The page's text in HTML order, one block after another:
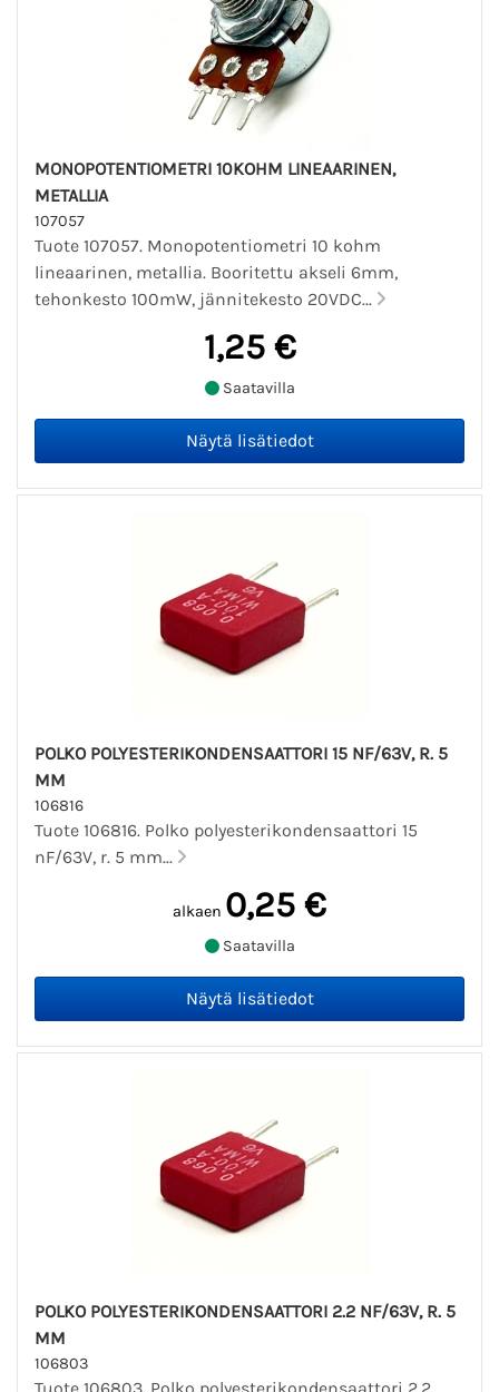
MONOPOTENTIOMETRI 10KOHM LINEAARINEN,
METALLIA
107057
Tuote 107057. Monopotentiometri 10 kohm
lineaarinen, metallia. Booritettu akseli 6mm,
tehonkesto 100mW, jännitekesto 20VDC...
1,25 €
Saatavilla
POLKO POLYESTERIKONDENSAATTORI 15 NF/63V, R. 5
MM
106816
Tuote 106816. Polko polyesterikondensaattori 15
nF/63V, r. 5 mm...
alkaen 0,25 €
Saatavilla
POLKO POLYESTERIKONDENSAATTORI 2.2 NF/63V, R. 5
MM
106803